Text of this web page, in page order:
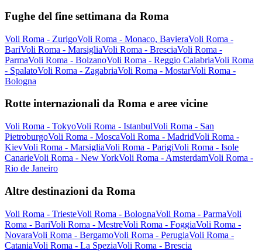
Fughe del fine settimana da Roma
Voli Roma - ZurigoVoli Roma - Monaco, BavieraVoli Roma -
BariVoli Roma - MarsigliaVoli Roma - BresciaVoli Roma -
ParmaVoli Roma - BolzanoVoli Roma - Reggio CalabriaVoli Roma
- SpalatoVoli Roma - ZagabriaVoli Roma - MostarVoli Roma -
Bologna
Rotte internazionali da Roma e aree vicine
Voli Roma - TokyoVoli Roma - IstanbulVoli Roma - San
PietroburgoVoli Roma - MoscaVoli Roma - MadridVoli Roma -
KievVoli Roma - MarsigliaVoli Roma - ParigiVoli Roma - Isole
CanarieVoli Roma - New YorkVoli Roma - AmsterdamVoli Roma -
Rio de Janeiro
Altre destinazioni da Roma
Voli Roma - TriesteVoli Roma - BolognaVoli Roma - ParmaVoli
Roma - BariVoli Roma - MestreVoli Roma - FoggiaVoli Roma -
NovaraVoli Roma - BergamoVoli Roma - PerugiaVoli Roma -
CataniaVoli Roma - La SpeziaVoli Roma - Brescia